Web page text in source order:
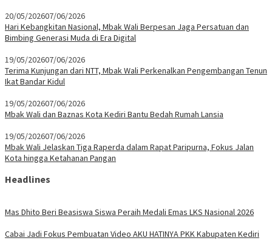
20/05/202607/06/2026
Hari Kebangkitan Nasional, Mbak Wali Berpesan Jaga Persatuan dan
Bimbing Generasi Muda di Era Digital
19/05/202607/06/2026
Terima Kunjungan dari NTT, Mbak Wali Perkenalkan Pengembangan Tenun
Ikat Bandar Kidul
19/05/202607/06/2026
Mbak Wali dan Baznas Kota Kediri Bantu Bedah Rumah Lansia
19/05/202607/06/2026
Mbak Wali Jelaskan Tiga Raperda dalam Rapat Paripurna, Fokus Jalan
Kota hingga Ketahanan Pangan
Headlines
Mas Dhito Beri Beasiswa Siswa Peraih Medali Emas LKS Nasional 2026
Cabai Jadi Fokus Pembuatan Video AKU HATINYA PKK Kabupaten Kediri